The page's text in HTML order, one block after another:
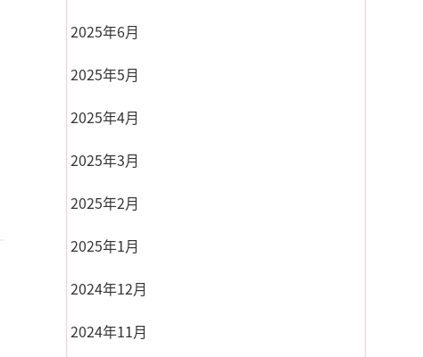
2025年6月
2025年5月
2025年4月
2025年3月
2025年2月
2025年1月
2024年12月
2024年11月